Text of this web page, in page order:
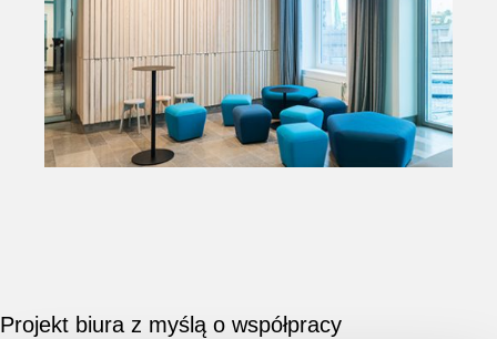
Projekt biura z myślą o współpracy